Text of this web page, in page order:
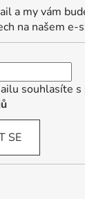
a my vám
na našem e-
souhlasíte s
SE